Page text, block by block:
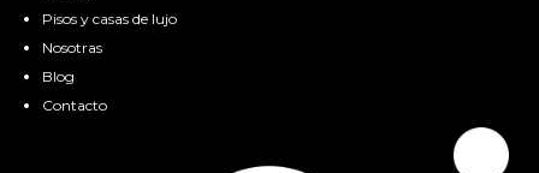
Pisos y casas de lujo
Nosotras
Blog
Contacto